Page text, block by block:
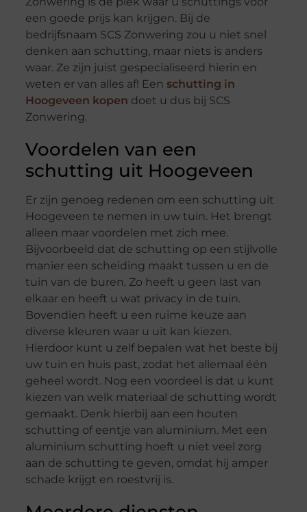
een goede prijs kan krijgen. Bij de
bedrijfsnaam SCS Zonwering zou u niet snel
denken aan schutting, maar niets is anders
waar. Ze zijn juist gespecialiseerd hierin en
weten er van alles af! Een schutting in
Hoogeveen kopen doet u dus bij SCS
Zonwering.
Voordelen van een
schutting uit Hoogeveen
Er zijn genoeg redenen om een schutting uit
Hoogeveen te nemen in uw tuin. Het brengt
alleen maar voordelen met zich mee.
Bijvoorbeeld dat de schutting op een stijlvolle
manier een scheiding maakt tussen u en de
tuin van de buren. Zo heeft u geen last van
elkaar en heeft u wat privacy in de tuin.
Bovendien heeft u een ruime keuze aan
diverse kleuren waar u uit kan kiezen.
Hierdoor kunt u zelf bepalen wat het beste bij
uw tuin en huis past, zodat het allemaal één
geheel wordt. Nog een voordeel is dat u kunt
kiezen van welk materiaal de schutting wordt
gemaakt. Denk hierbij aan een houten
schutting of eentje van aluminium. Met een
aluminium schutting hoeft u niet veel zorg
aan de schutting te geven, omdat hij amper
schade krijgt en roestvrij is.